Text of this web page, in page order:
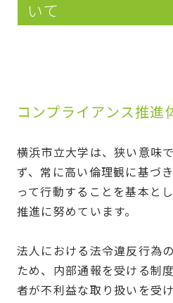
いて
コンプライアンス推進
横浜市立大学は、狭い意味
ず、常に高い倫理観に基づ
って行動することを基本と
推進に努めています。
法人における法令違反行為
ため、内部通報を受ける制
者が不利益な取り扱いを受